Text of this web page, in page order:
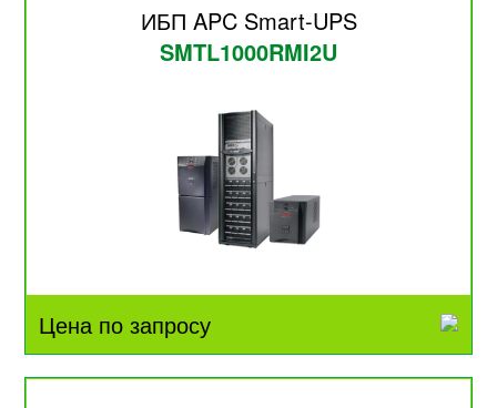
ИБП APC Smart-UPS
SMTL1000RMI2U
Цена по запросу